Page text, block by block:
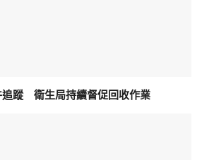
追蹤 衛生局持續督促回收作業